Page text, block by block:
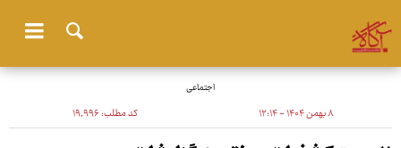
اجتماعی
۸ بهمن ۱۴۰۴ - ۱۲:۱۴ کد مطلب:۱۹٬۹۹۶